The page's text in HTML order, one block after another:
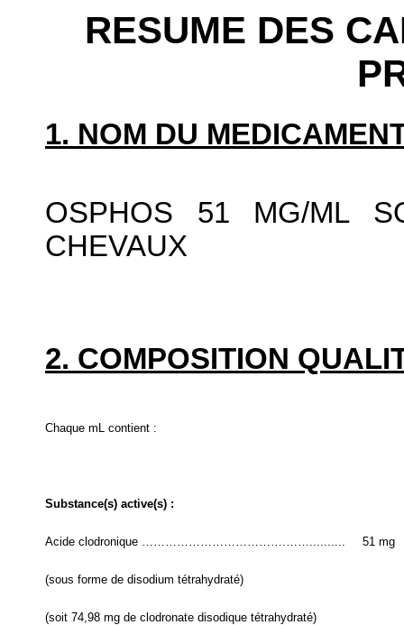
RESUME DES
1. NOM DU
OSPHOS 51 MG/ML
CHEVAUX
2. COMPOSITION
Chaque mL contient :
Substance(s) active(s) :
Acide clodronique ……………………………….…….......... 51 mg
(sous forme de disodium tétrahydraté)
(soit 74,98 mg de clodronate disodique tétrahydraté)